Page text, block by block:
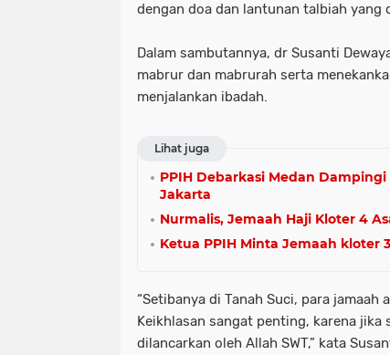
dengan doa dan lantunan talbiah yang
Dalam sambutannya, dr Susanti
mabrur dan mabrurah serta
menjalankan ibadah.
Lihat juga
PPIH Debarkasi Medan
Jakarta
Nurmalis, Jemaah Haji Kloter 4
Ketua PPIH Minta Jemaah kloter
“Setibanya di Tanah Suci, para
Keikhlasan sangat penting, karena jika
dilancarkan oleh Allah SWT,” kata